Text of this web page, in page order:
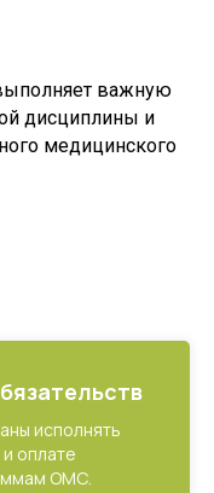
важную
дисциплины и
медицинского
исполнять
оплате
ОМС.